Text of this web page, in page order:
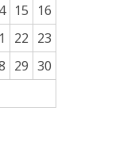
15
16
22 23
29 30